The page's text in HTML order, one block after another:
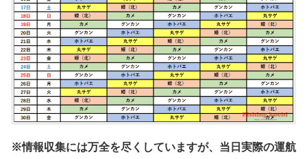
※情報収集には万全を尽くしていますが、当日実際の運航